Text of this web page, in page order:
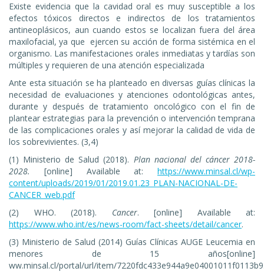
Existe evidencia que la cavidad oral es muy susceptible a los
efectos tóxicos directos e indirectos de los tratamientos
antineoplásicos, aun cuando estos se localizan fuera del área
maxilofacial, ya que ejercen su acción de forma sistémica en el
organismo. Las manifestaciones orales inmediatas y tardías son
múltiples y requieren de una atención especializada
Ante esta situación se ha planteado en diversas guías clínicas la
necesidad de evaluaciones y atenciones odontológicas antes,
durante y después de tratamiento oncológico con el fin de
plantear estrategias para la prevención o intervención temprana
de las complicaciones orales y así mejorar la calidad de vida de
los sobrevivientes. (3,4)
(1) Ministerio de Salud (2018). Plan nacional del cáncer 2018-
2028. [online] Available at: https://www.minsal.cl/wp-
content/uploads/2019/01/2019.01.23_PLAN-NACIONAL-DE-
CANCER_web.pdf
(2) WHO. (2018). Cancer. [online] Available at:
https://www.who.int/es/news-room/fact-sheets/detail/cancer.
(3) Ministerio de Salud (2014) Guías Clínicas AUGE Leucemia en
menores de 15 años[online]
ww.minsal.cl/portal/url/item/